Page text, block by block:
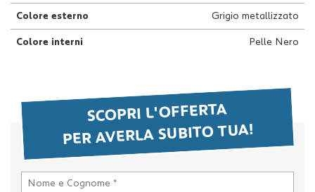
Colore esterno Grigio metallizzato
Colore interni Pelle Nero
SCOPRI L'OFFERTA
PER AVERLA SUBITO TUA!
cookie
policy.
rivedere
tue
scelte
in
qualsiasi
momento.